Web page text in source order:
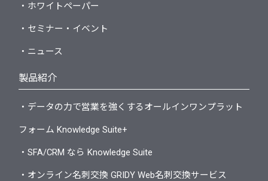
・ホワイトペーパー
・セミナー・イベント
・ニュース
製品紹介
・データの力で営業を強くするオールインワンプラット
フォーム Knowledge Suite+
・SFA/CRM なら Knowledge Suite
・オンライン名刺交換 GRIDY Web名刺交換サービス